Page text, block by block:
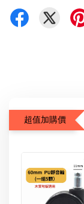
超值加購價